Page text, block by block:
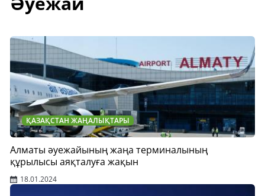
ҚАЗАҚСТАН ЖАҢАЛЫҚТАРЫ
Алматы әуежайының жаңа терминалының
құрылысы аяқталуға жақын
18.01.2024